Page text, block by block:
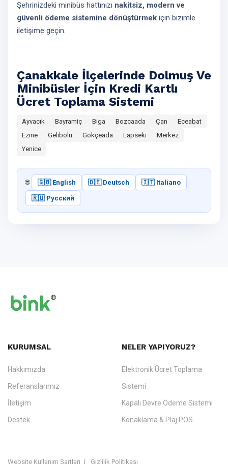
Şehrinizdeki minibüs hattınızı nakitsiz, modern ve
güvenli ödeme sistemine dönüştürmek için bizimle
iletişime geçin.
Çanakkale İlçelerinde Dolmuş Ve
Minibüsler İçin Kredi Kartlı
Ücret Toplama Sistemi
Ayvacık Bayramiç Biga Bozcaada Çan
Eceabat
Ezine
Gelibolu Gökçeada Lapseki
Merkez
Yenice
🌐 🇬🇧 English 🇩🇪 Deutsch 🇮🇹 Italiano
🇷🇺 Русский
KURUMSAL
Hakkımızda
Referanslarımız
İletişim
Destek
NELER YAPIYORUZ?
Elektronik Ücret Toplama
Sistemi
Kapalı Devre Ödeme Sistemi
Konaklama & Plaj POS
Website Kullanım Şartları Gizlilik Politikası